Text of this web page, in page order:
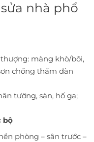
nhà phổ
màng khò/bôi,
chống thấm đàn
tường, sàn, hố ga;
bộ
phòng – sân trước –